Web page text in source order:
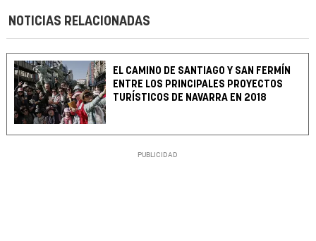
NOTICIAS RELACIONADAS
EL CAMINO DE SANTIAGO Y SAN FERMÍN
ENTRE LOS PRINCIPALES PROYECTOS
TURÍSTICOS DE NAVARRA EN 2018